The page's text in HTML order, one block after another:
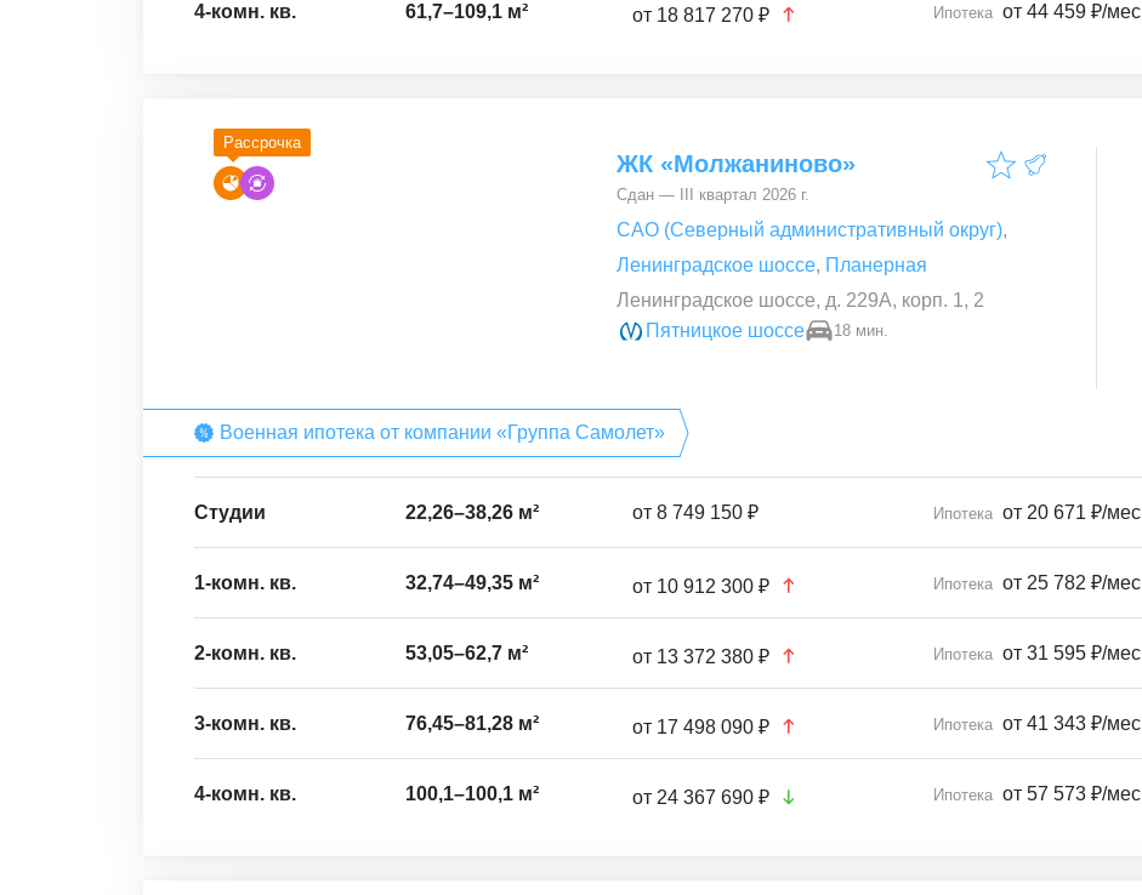
4-комн. кв. 61,7–109,1 м² от 18 817 270 ₽ Ипотека от 44 459 ₽/мес
Рассрочка
ЖК «Молжаниново»
Сдан — III квартал 2026 г.
САО (Северный административный округ),
Ленинградское шоссе, Планерная
Ленинградское шоссе, д. 229А, корп. 1, 2
Пятницкое шоссе
18 мин.
Военная ипотека от компании «Группа Самолет»
Студии 22,26–38,26 м² от 8 749 150 ₽ Ипотека от 20 671 ₽/мес
1-комн. кв. 32,74–49,35 м² от 10 912 300 ₽ Ипотека от 25 782 ₽/мес
2-комн. кв. 53,05–62,7 м² от 13 372 380 ₽ Ипотека от 31 595 ₽/мес
3-комн. кв. 76,45–81,28 м² от 17 498 090 ₽ Ипотека от 41 343 ₽/мес
4-комн. кв. 100,1–100,1 м² от 24 367 690 ₽ Ипотека от 57 573 ₽/мес